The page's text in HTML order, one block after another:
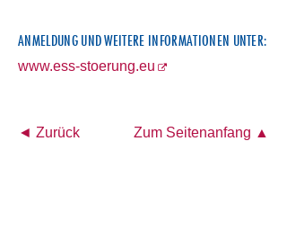
ANMELDUNG UND WEITERE INFORMATIONEN UNTER:
www.ess-stoerung.eu
◄ Zurück Zum Seitenanfang ▲